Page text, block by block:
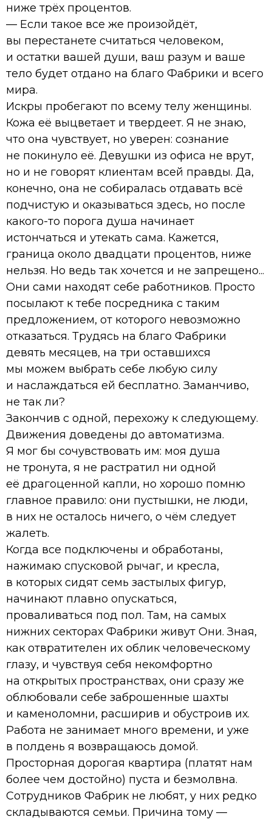
ниже трёх процентов.
— Если такое все же произойдёт,
вы перестанете считаться человеком,
и остатки вашей души, ваш разум и ваше
тело будет отдано на благо Фабрики и всего
мира.
Искры пробегают по всему телу женщины.
Кожа её выцветает и твердеет. Я не знаю,
что она чувствует, но уверен: сознание
не покинуло её. Девушки из офиса не врут,
но и не говорят клиентам всей правды. Да,
конечно, она не собиралась отдавать всё
подчистую и оказываться здесь, но после
какого-то порога душа начинает
истончаться и утекать сама. Кажется,
граница около двадцати процентов, ниже
нельзя. Но ведь так хочется и не запрещено...
Они сами находят себе работников. Просто
посылают к тебе посредника с таким
предложением, от которого невозможно
отказаться. Трудясь на благо Фабрики
девять месяцев, на три оставшихся
мы можем выбрать себе любую силу
и наслаждаться ей бесплатно. Заманчиво,
не так ли?
Закончив с одной, перехожу к следующему.
Движения доведены до автоматизма.
Я мог бы сочувствовать им: моя душа
не тронута, я не растратил ни одной
её драгоценной капли, но хорошо помню
главное правило: они пустышки, не люди,
в них не осталось ничего, о чём следует
жалеть.
Когда все подключены и обработаны,
нажимаю спусковой рычаг, и кресла,
в которых сидят семь застылых фигур,
начинают плавно опускаться,
проваливаться под пол. Там, на самых
нижних секторах Фабрики живут Они. Зная,
как отвратителен их облик человеческому
глазу, и чувствуя себя некомфортно
на открытых пространствах, они сразу же
облюбовали себе заброшенные шахты
и каменоломни, расширив и обустроив их.
Работа не занимает много времени, и уже
в полдень я возвращаюсь домой.
Просторная дорогая квартира (платят нам
более чем достойно) пуста и безмолвна.
Сотрудников Фабрик не любят, у них редко
складываются семьи. Причина тому —